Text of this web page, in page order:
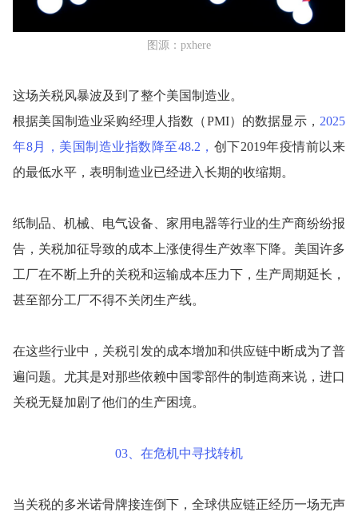
图源：pxhere
这场关税风暴波及到了整个美国制造业。
根据美国制造业采购经理人指数（PMI）的数据显示， 2025
年8月，美国制造业指数降至48.2， 创下2019年疫情前以来
的最低水平，表明制造业已经进入长期的收缩期。
纸制品、机械、电气设备、家用电器等行业的生产商纷纷报
告，关税加征导致的成本上涨使得生产效率下降。美国许多
工厂在不断上升的关税和运输成本压力下，生产周期延长，
甚至部分工厂不得不关闭生产线。
在这些行业中，关税引发的成本增加和供应链中断成为了普
遍问题。尤其是对那些依赖中国零部件的制造商来说，进口
关税无疑加剧了他们的生产困境。
03、在危机中寻找转机
当关税的多米诺骨牌接连倒下，全球供应链正经历一场无声